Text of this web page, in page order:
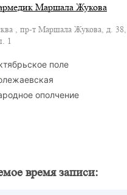
Маршала Жукова
, пр-т Маршала Жукова, д. 38,
1
поле
ополчение
время записи: